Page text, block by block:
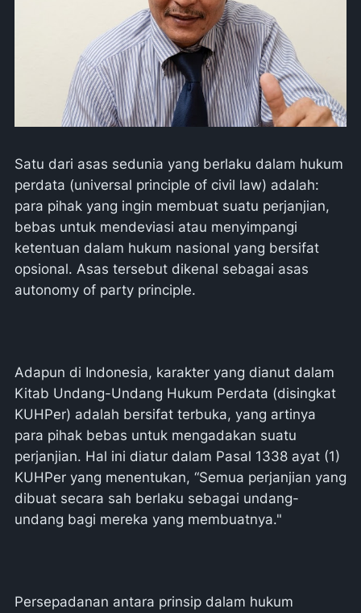
Satu dari asas sedunia yang berlaku dalam hukum
perdata (universal principle of civil law) adalah:
para pihak yang ingin membuat suatu perjanjian,
bebas untuk mendeviasi atau menyimpangi
ketentuan dalam hukum nasional yang bersifat
opsional. Asas tersebut dikenal sebagai asas
autonomy of party principle.
Adapun di Indonesia, karakter yang dianut dalam
Kitab Undang-Undang Hukum Perdata (disingkat
KUHPer) adalah bersifat terbuka, yang artinya
para pihak bebas untuk mengadakan suatu
perjanjian. Hal ini diatur dalam Pasal 1338 ayat (1)
KUHPer yang menentukan, “Semua perjanjian yang
dibuat secara sah berlaku sebagai undang-
undang bagi mereka yang membuatnya."
Persepadanan antara prinsip dalam hukum